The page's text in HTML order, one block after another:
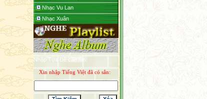
Nhạc Vu Lan
Nhạc Xuân
Nhập Tựa Đề cần tìm:
Xin nhập Tiếng Việt đã có sẳn:
Tin Tức Phật Giáo
Năm 2026
Tin Tức Phật Giáo Thế
7 Năm 2026